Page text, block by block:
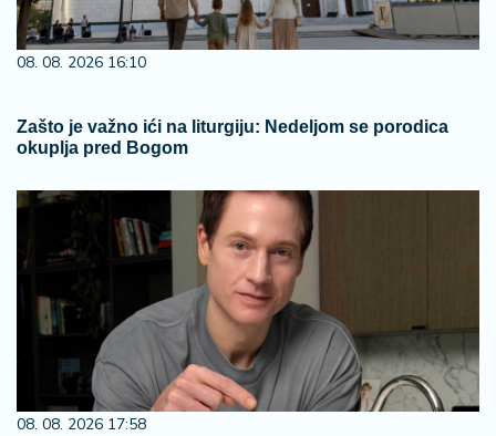
08. 08. 2026 16:10
Zašto je važno ići na liturgiju: Nedeljom se porodica
okuplja pred Bogom
08. 08. 2026 17:58